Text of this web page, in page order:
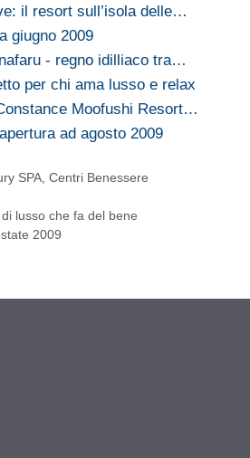
il resort sull’isola delle…
giugno 2009
- regno idilliaco tra…
per chi ama lusso e relax
Moofushi Resort…
ad agosto 2009
SPA, Centri Benessere
lusso che fa del bene
2009